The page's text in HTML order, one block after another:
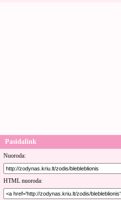
Pasidalink
Nuoroda:
HTML nuoroda: